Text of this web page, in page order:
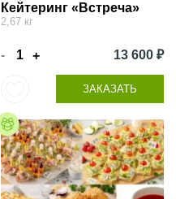
Кейтеринг «Встреча»
2,67 кг
- + 13 600 ₽
ЗАКАЗАТЬ